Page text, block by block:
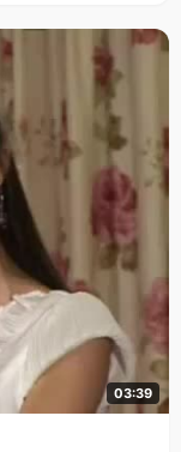
响，夏诗耀在学校附
做饭吃，鱼香肉丝、
的时候会丰盛一些，
的小屋，"爸爸妈妈和
们在我住的地方呆了
夏诗耀或许就会与"清
坚持一下，结局将会
的小事呢？这是否也
03:39